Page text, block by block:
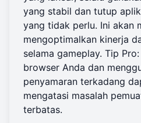
yang stabil dan tutup
yang tidak perlu. Ini akan
mengoptimalkan kinerja
selama gameplay. Tip
browser Anda dan
penyamaran terkadang
mengatasi masalah
terbatas.